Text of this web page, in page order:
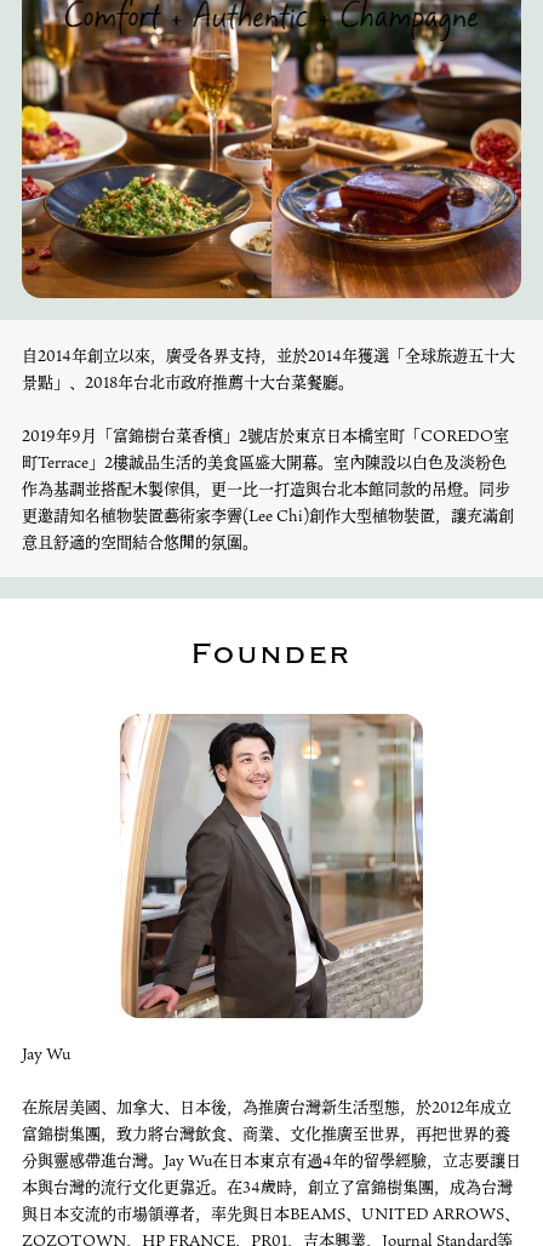
自2014年創立以來，廣受各界支持，並於2014年獲選「全球旅遊五十大
景點」、2018年台北市政府推薦十大台菜餐廳。
2019年9月「富錦樹台菜香檳」2號店於東京日本橋室町「COREDO室
町Terrace」2樓誠品生活的美食區盛大開幕。室內陳設以白色及淡粉色
作為基調並搭配木製傢俱，更一比一打造與台北本館同款的吊燈。同步
更邀請知名植物裝置藝術家李霽(Lee Chi)創作大型植物裝置，讓充滿創
意且舒適的空間結合悠閒的氛圍。
Founder
Jay Wu
在旅居美國、加拿大、日本後，為推廣台灣新生活型態，於2012年成立
富錦樹集團，致力將台灣飲食、商業、文化推廣至世界，再把世界的養
分與靈感帶進台灣。Jay Wu在日本東京有過4年的留學經驗，立志要讓日
本與台灣的流行文化更靠近。在34歲時，創立了富錦樹集團，成為台灣
與日本交流的市場領導者，率先與日本BEAMS、UNITED ARROWS、
ZOZOTOWN、HP FRANCE、PR01、吉本興業、Journal Standard等